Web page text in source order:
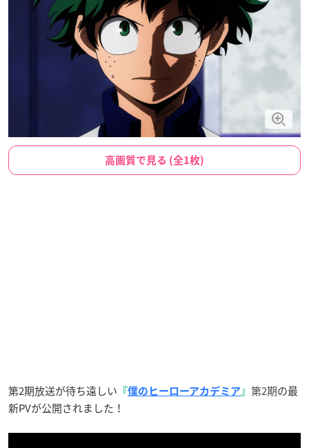
高画質で見る (全1枚)
第2期放送が待ち遠しい 『僕のヒーローアカデミア 』 第2期の最
新PVが公開されました！